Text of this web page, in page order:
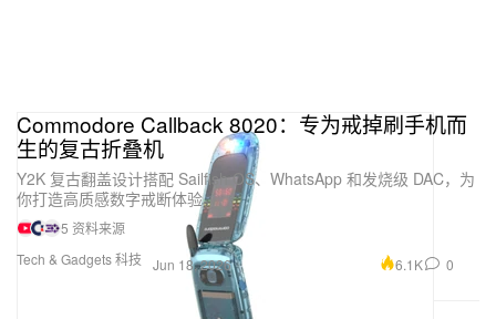
Tech & Gadgets 科技
Commodore Callback 8020：专为戒掉刷手机而
生的复古折叠机
Y2K 复古翻盖设计搭配 Sailfish OS、WhatsApp 和发烧级 DAC，为
你打造高质感数字戒断体验。
5 资料来源
Jun 18, 2026
6.1K 0